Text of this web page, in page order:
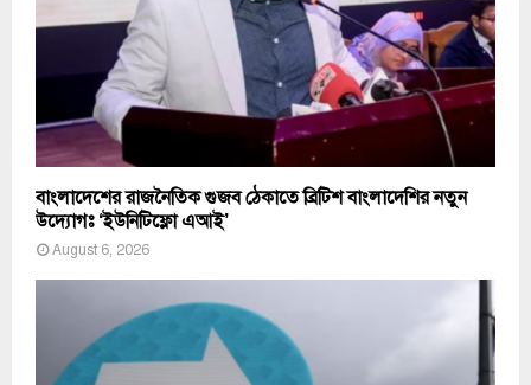
বাংলাদেশের রাজনৈতিক গুজব ঠেকাতে ব্রিটিশ বাংলাদেশির নতুন
উদ্যোগঃ ‘ইউনিটিফ্লো এআই’
August 6, 2026